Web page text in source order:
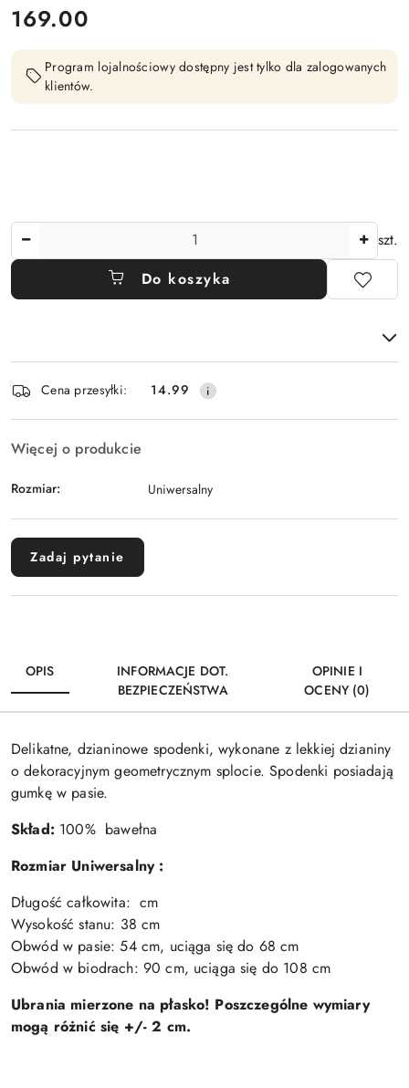
cena:
169.00
Program lojalnościowy dostępny jest tylko dla zalogowanych
klientów.
szt.
Do koszyka
Dostępność
i
dostawa
Cena przesyłki: 14.99
Więcej o produkcie
Rozmiar: Uniwersalny
Zadaj pytanie
OPIS
INFORMACJE DOT.
BEZPIECZEŃSTWA
OPINIE I
OCENY (0)
Delikatne, dzianinowe spodenki, wykonane z lekkiej dzianiny
o dekoracyjnym geometrycznym splocie. Spodenki posiadają
gumkę w pasie.
Skład: 100% bawełna
Rozmiar Uniwersalny :
Długość całkowita: cm
Wysokość stanu: 38 cm
Obwód w pasie: 54 cm, uciąga się do 68 cm
Obwód w biodrach: 90 cm, uciąga się do 108 cm
Ubrania mierzone na płasko! Poszczególne wymiary
mogą różnić się +/- 2 cm.